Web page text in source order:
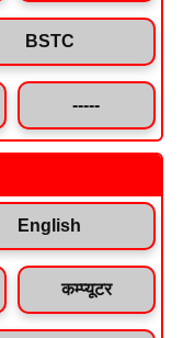
BSTC
-----
English
कम्प्यूटर